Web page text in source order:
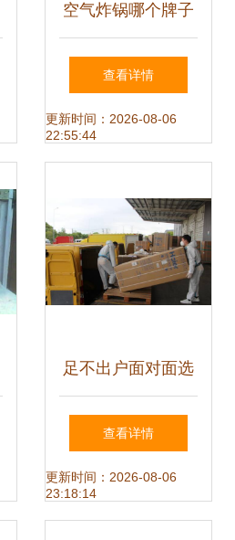
空气炸锅哪个牌子
好？品牌选择全攻
略
查看详情
更新时间：2026-08-06
22:55:44
足不出户面对面选
家电，山东苏宁易
购门店服务不打烊
查看详情
更新时间：2026-08-06
23:18:14